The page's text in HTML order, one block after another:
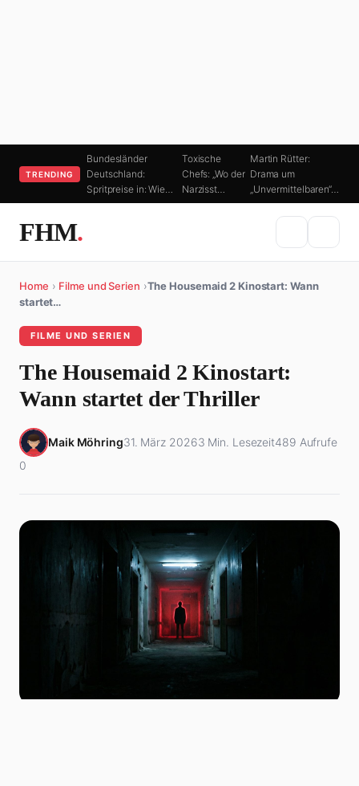
TRENDING
Bundesländer
Deutschland:
Spritpreise in: Wie…
Toxische
Chefs: „Wo der
Narzisst…
Martin Rütter:
Drama um
„Unvermittelbaren“…
FHM.
Home › Filme und Serien ›The Housemaid 2 Kinostart: Wann
startet…
FILME UND SERIEN
The Housemaid 2 Kinostart:
Wann startet der Thriller
Maik Möhring31. März 20263 Min. Lesezeit489 Aufrufe
0